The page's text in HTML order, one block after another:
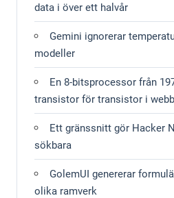
data i över ett halvår
Gemini ignorerar
modeller
En 8-bitsprocessor från
transistor för transistor i
Ett gränssnitt gör Hacker
sökbara
GolemUI genererar
olika ramverk